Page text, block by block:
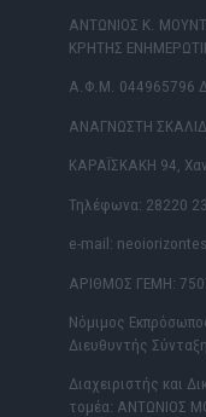
ΑΝΤΩΝΙΟΣ Κ.
ΚΡΗΤΗΣ
Α.Φ.Μ. 044965796
ΑΝΑΓΝΩΣΤΗ
ΚΑΡΑΪΣΚΑΚΗ 94,
Τηλέφωνα: 28220
e-mail:
ΑΡΙΘΜΟΣ ΓΕΜΗ:
Νόμιμος
Διευθυντής
Διαχειριστής και
τομέα: ΑΝΤΩΝΙΟΣ